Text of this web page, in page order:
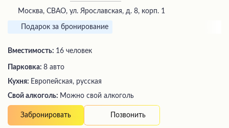
Москва, СВАО, ул. Ярославская, д. 8, корп. 1
Подарок за бронирование
Вместимость: 16 человек
Парковка: 8 авто
Кухня: Европейская, русская
Свой алкоголь: Можно свой алкоголь
Забронировать Позвонить